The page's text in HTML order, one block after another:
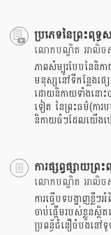
ប្រភេទនៃព្រះពុទ្
លោកបណ្ឌិត អាលិច
ភាពសំម្បូរបែបនៃនិក
មនុស្សនៅទីកន្លែងផ្ស
ដោយនិកាយទាំងនោះ
ទៀត នៃព្រះធម៌(ការ
និកាយធំៗដែលយើង
ការផ្សព្វផ្សាយព្
លោកបណ្ឌិត អាលិច
ការធ្វើបទបង្ហាញខ្
ចាប់ផ្តើមរបស់ខ្លួនស្
ប្រពន្ធ័ជំនឿចំបងនៅទូ